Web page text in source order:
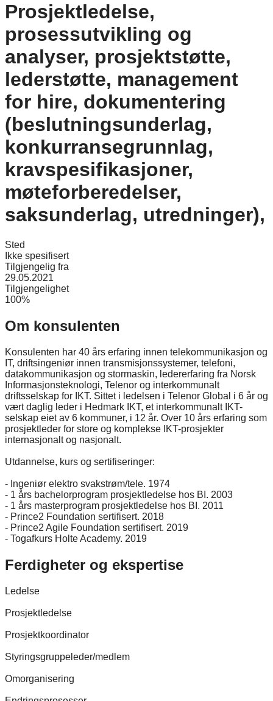
Prosjektledelse,
prosessutvikling og
analyser, prosjektstøtte,
lederstøtte, management
for hire, dokumentering
(beslutningsunderlag,
konkurransegrunnlag,
kravspesifikasjoner,
møteforberedelser,
saksunderlag, utredninger),
Sted
Ikke spesifisert
Tilgjengelig fra
29.05.2021
Tilgjengelighet
100%
Om konsulenten
Konsulenten har 40 års erfaring innen telekommunikasjon og
IT, driftsingeniør innen transmisjonssystemer, telefoni,
datakommunikasjon og stormaskin, ledererfaring fra Norsk
Informasjonsteknologi, Telenor og interkommunalt
driftsselskap for IKT. Sittet i ledelsen i Telenor Global i 6 år og
vært daglig leder i Hedmark IKT, et interkommunalt IKT-
selskap eiet av 6 kommuner, i 12 år. Over 10 års erfaring som
prosjektleder for store og komplekse IKT-prosjekter
internasjonalt og nasjonalt.
Utdannelse, kurs og sertifiseringer:
- Ingeniør elektro svakstrøm/tele. 1974
- 1 års bachelorprogram prosjektledelse hos BI. 2003
- 1 års masterprogram prosjektledelse hos BI. 2011
- Prince2 Foundation sertifisert. 2018
- Prince2 Agile Foundation sertifisert. 2019
- Togafkurs Holte Academy. 2019
Ferdigheter og ekspertise
Ledelse
Prosjektledelse
Prosjektkoordinator
Styringsgruppeleder/medlem
Omorganisering